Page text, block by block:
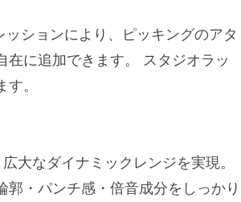
ションにより、ピッキングのアタ
在に追加できます。 スタジオラッ
。
大なダイナミックレンジを実現。
・パンチ感・倍音成分をしっかり